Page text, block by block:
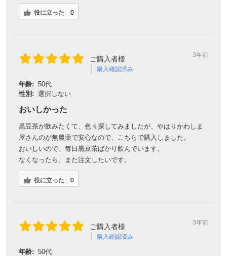
役に立った 0
ご購入者様
購入確認済み
3年前
年齢: 50代
性別: 選択しない
おいしかった
黒豆茶が飲みたくて、色々探してみましたが、やはりかわしま
屋さんのが無農薬で安心なので、こちらで購入しました。
おいしいので、毎日黒豆茶ばかり飲んでいます。
なくなったら、また注文したいです。
役に立った 0
ご購入者様
購入確認済み
3年前
年齢: 50代